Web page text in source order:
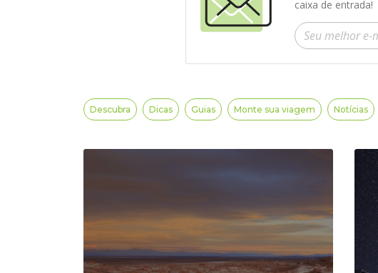
caixa de entrada!
Insira seu e-mail
Descubra Dicas Guias Monte sua viagem Notícias